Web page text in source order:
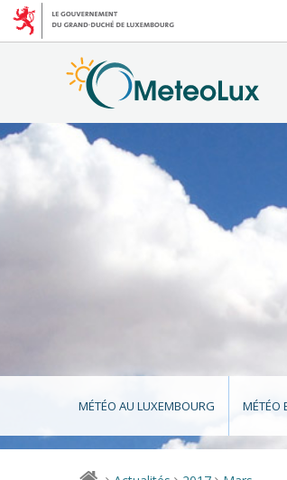
MÉTÉO AU LUXEMBOURG MÉTÉO